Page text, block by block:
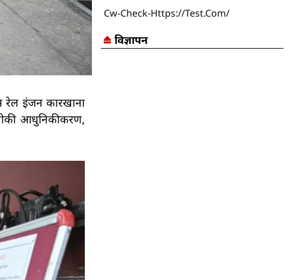
इंजन कारखाना
आधुनिकीकरण,
Cw-Check-Https://test.com/
विज्ञापन